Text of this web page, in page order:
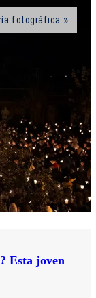
fotográfica
Esta joven